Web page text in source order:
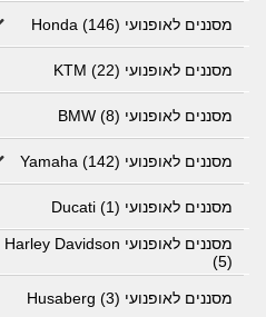
מסננים לאופנועי Honda (146)
מסננים לאופנועי KTM (22)
מסננים לאופנועי BMW (8)
מסננים לאופנועי Yamaha (142)
מסננים לאופנועי Ducati (1)
מסננים לאופנועי Harley Davidson
(5)
מסננים לאופנועי Husaberg (3)